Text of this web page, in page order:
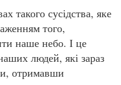
такого сусідства, яке
того,
наше небо. І це
людей, які зараз
отримавши